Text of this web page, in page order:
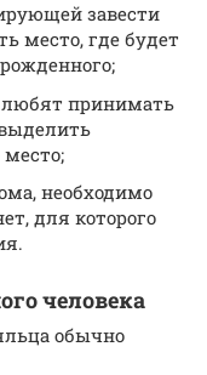
завести
место, где будет
любят принимать
необходимо
для которого
человека
обычно